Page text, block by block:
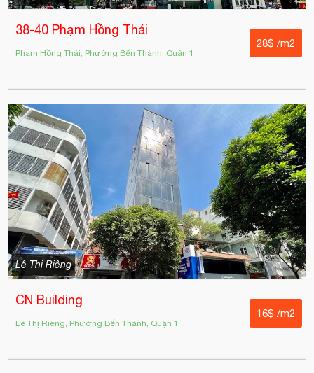
38-40 Phạm Hồng Thái
Phạm Hồng Thái, Phường Bến Thành, Quận 1
28$ /m2
Lê Thị Riêng
CN Building
Lê Thị Riêng, Phường Bến Thành, Quận 1
16$ /m2